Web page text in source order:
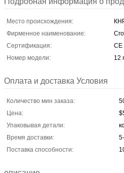
Место происхождения:
Фирменное наименование:
Сертификация:
CE
Номер модели:
12
Оплата и доставка Условия
Количество мин заказа:
Цена:
Упаковывая детали:
Время доставки:
Поставка способности: